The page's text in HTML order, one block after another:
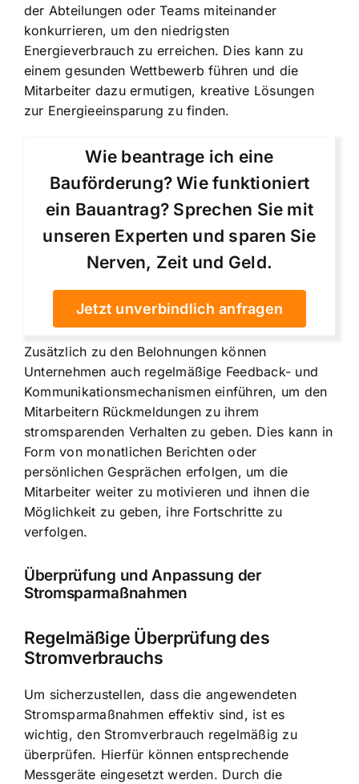
der Abteilungen oder Teams miteinander
konkurrieren, um den niedrigsten
Energieverbrauch zu erreichen. Dies kann zu
einem gesunden Wettbewerb führen und die
Mitarbeiter dazu ermutigen, kreative Lösungen
zur Energieeinsparung zu finden.
Wie beantrage ich eine
Bauförderung? Wie funktioniert
ein Bauantrag? Sprechen Sie mit
unseren Experten und sparen Sie
Nerven, Zeit und Geld.
Jetzt unverbindlich anfragen
Zusätzlich zu den Belohnungen können
Unternehmen auch regelmäßige Feedback- und
Kommunikationsmechanismen einführen, um den
Mitarbeitern Rückmeldungen zu ihrem
stromsparenden Verhalten zu geben. Dies kann in
Form von monatlichen Berichten oder
persönlichen Gesprächen erfolgen, um die
Mitarbeiter weiter zu motivieren und ihnen die
Möglichkeit zu geben, ihre Fortschritte zu
verfolgen.
Überprüfung und Anpassung der
Stromsparmaßnahmen
Regelmäßige Überprüfung des
Stromverbrauchs
Um sicherzustellen, dass die angewendeten
Stromsparmaßnahmen effektiv sind, ist es
wichtig, den Stromverbrauch regelmäßig zu
überprüfen. Hierfür können entsprechende
Messgeräte eingesetzt werden. Durch die